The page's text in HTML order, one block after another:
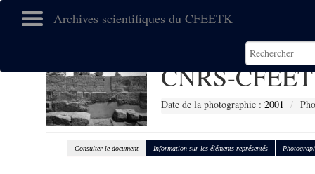
Archives scientifiques du CFEETK
CNRS-
Date de la photographie : 2001
Consulter le document Information sur les éléments représentés